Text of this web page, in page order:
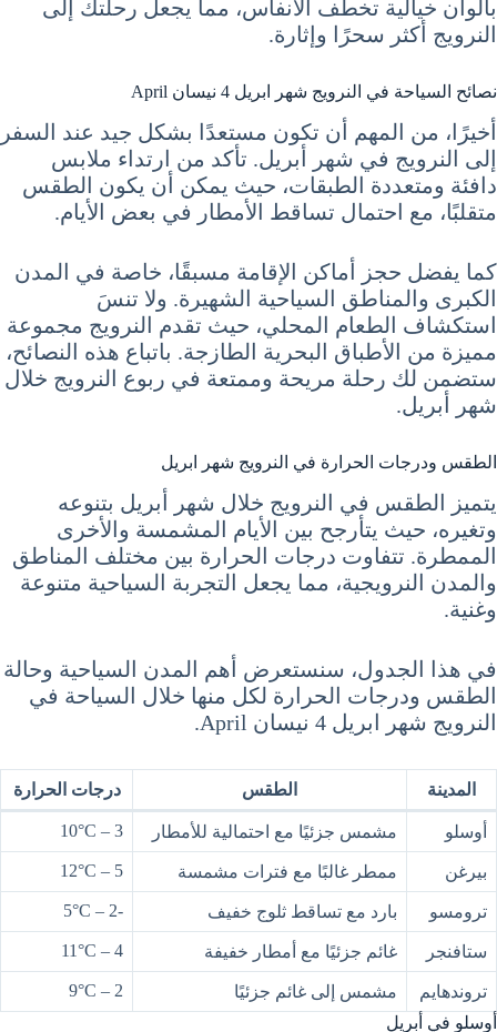
بألوان خيالية تخطف الأنفاس، مما يجعل رحلتك إلى
النرويج أكثر سحرًا وإثارة.
نصائح السياحة في النرويج شهر ابريل 4 نيسان April
أخيرًا، من المهم أن تكون مستعدًا بشكل جيد عند السفر
إلى النرويج في شهر أبريل. تأكد من ارتداء ملابس
دافئة ومتعددة الطبقات، حيث يمكن أن يكون الطقس
متقلبًا، مع احتمال تساقط الأمطار في بعض الأيام.
كما يفضل حجز أماكن الإقامة مسبقًا، خاصة في المدن
الكبرى والمناطق السياحية الشهيرة. ولا تنسَ
استكشاف الطعام المحلي، حيث تقدم النرويج مجموعة
مميزة من الأطباق البحرية الطازجة. باتباع هذه النصائح،
ستضمن لك رحلة مريحة وممتعة في ربوع النرويج خلال
شهر أبريل.
الطقس ودرجات الحرارة في النرويج شهر ابريل
يتميز الطقس في النرويج خلال شهر أبريل بتنوعه
وتغيره، حيث يتأرجح بين الأيام المشمسة والأخرى
الممطرة. تتفاوت درجات الحرارة بين مختلف المناطق
والمدن النرويجية، مما يجعل التجربة السياحية متنوعة
وغنية.
في هذا الجدول، سنستعرض أهم المدن السياحية وحالة
الطقس ودرجات الحرارة لكل منها خلال السياحة في
النرويج شهر ابريل 4 نيسان April.
المدينة الطقس درجات الحرارة
أوسلو مشمس جزئيًا مع احتمالية للأمطار 3 – 10°C
بيرغن ممطر غالبًا مع فترات مشمسة 5 – 12°C
ترومسو بارد مع تساقط ثلوج خفيف -2 – 5°C
ستافنجر غائم جزئيًا مع أمطار خفيفة 4 – 11°C
تروندهايم مشمس إلى غائم جزئيًا
2 – 9°C
أوسلو في أبريل